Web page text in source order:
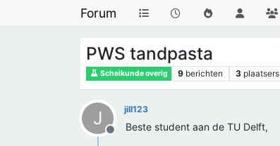
Forum
PWS tandpasta
Scheikunde overig 9 berichten 3 plaatsers
J
Offline
jill123
Beste student aan de TU Delft,